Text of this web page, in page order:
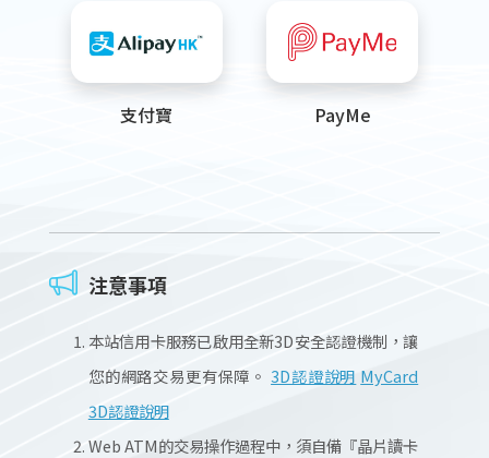
支付寶 PayMe
注意事項
本站信用卡服務已啟用全新3D安全認證機制，讓
您的網路交易更有保障。3D認證說明 MyCard
3D認證說明
Web ATM的交易操作過程中，須自備『晶片讀卡